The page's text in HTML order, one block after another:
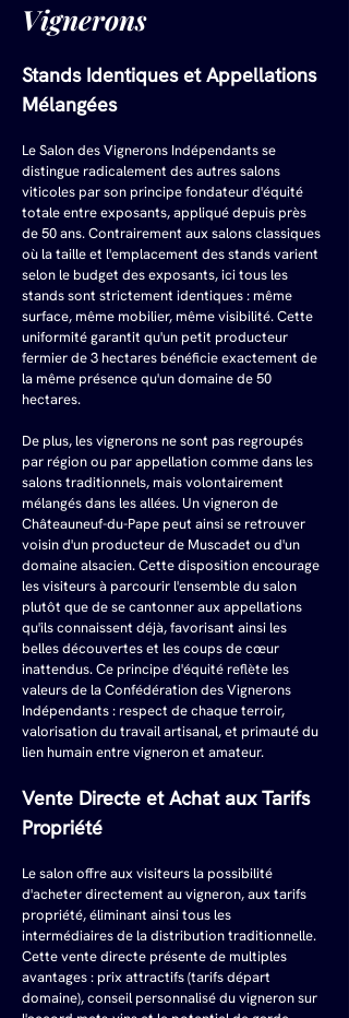
Vignerons
Stands Identiques et Appellations
Mélangées
Le Salon des Vignerons Indépendants se
distingue radicalement des autres salons
viticoles par son principe fondateur d'équité
totale entre exposants, appliqué depuis près
de 50 ans. Contrairement aux salons classiques
où la taille et l'emplacement des stands varient
selon le budget des exposants, ici tous les
stands sont strictement identiques : même
surface, même mobilier, même visibilité. Cette
uniformité garantit qu'un petit producteur
fermier de 3 hectares bénéficie exactement de
la même présence qu'un domaine de 50
hectares.
De plus, les vignerons ne sont pas regroupés
par région ou par appellation comme dans les
salons traditionnels, mais volontairement
mélangés dans les allées. Un vigneron de
Châteauneuf-du-Pape peut ainsi se retrouver
voisin d'un producteur de Muscadet ou d'un
domaine alsacien. Cette disposition encourage
les visiteurs à parcourir l'ensemble du salon
plutôt que de se cantonner aux appellations
qu'ils connaissent déjà, favorisant ainsi les
belles découvertes et les coups de cœur
inattendus. Ce principe d'équité reflète les
valeurs de la Confédération des Vignerons
Indépendants : respect de chaque terroir,
valorisation du travail artisanal, et primauté du
lien humain entre vigneron et amateur.
Vente Directe et Achat aux Tarifs
Propriété
Le salon offre aux visiteurs la possibilité
d'acheter directement au vigneron, aux tarifs
propriété, éliminant ainsi tous les
intermédiaires de la distribution traditionnelle.
Cette vente directe présente de multiples
avantages : prix attractifs (tarifs départ
domaine), conseil personnalisé du vigneron sur